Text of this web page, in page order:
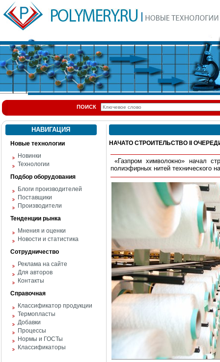
ПОИСК
НАВИГАЦИЯ
Новые технологии
Новинки
Технологии
Подбор оборудования
Блоги производителей
Поставщики
Производители
Тенденции рынка
Мнения и оценки
Новости и статистика
Сотрудничество
Реклама на сайте
Для авторов
Контакты
Справочная
Классификатор продукции
Термопласты
Добавки
Процессы
Нормы и ГОСТы
Классификаторы
НАЧАТО СТРОИТЕЛЬСТВО II
«Газпром химволокно» начал
полиэфирных нитей технического